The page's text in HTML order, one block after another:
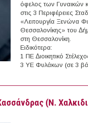
όφελος των Γυναικών
στις 3 Περιφέρειες
«Λειτουργία Ξενώνα
Θεσσαλονίκης» του
στη Θεσσαλονίκη.
Ειδικότερα:
1 ΠΕ ∆ιοικητικό
3 ΥΕ Φυλάκων (σε 3
Δήμο Θεσσαλονίκης
(Ν.